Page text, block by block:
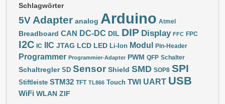
Schlagwörter
5V Adapter analog Arduino Atmel
Breadboard CAN DC-DC DIL DIP Display FFC FPC
I2C IC IIC JTAG LCD LED Li-Ion Modul Pin-Header
Programmer Programmier-Adapter PWM QFP Schalter
Schaltregler SD Sensor Shield SMD SOP8 SPI
Stiftleiste STM32 TFT TL866 Touch TWI UART USB
WiFi WLAN ZIF